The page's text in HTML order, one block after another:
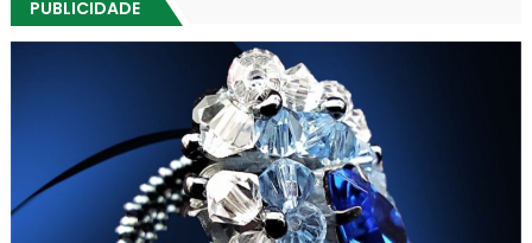
PUBLICIDADE